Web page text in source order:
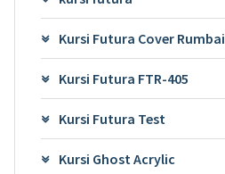
Kursi Futura Cover Rumbai
Kursi Futura FTR-405
Kursi Futura Test
Kursi Ghost Acrylic